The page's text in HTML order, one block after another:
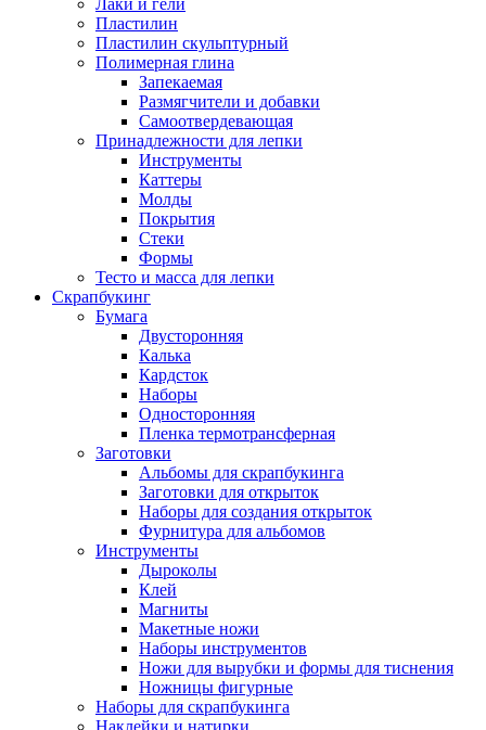
Лаки и гели
Пластилин
Пластилин скульптурный
Полимерная глина
Запекаемая
Размягчители и добавки
Самоотвердевающая
Принадлежности для лепки
Инструменты
Каттеры
Молды
Покрытия
Стеки
Формы
Тесто и масса для лепки
Скрапбукинг
Бумага
Двусторонняя
Калька
Кардсток
Наборы
Односторонняя
Пленка термотрансферная
Заготовки
Альбомы для скрапбукинга
Заготовки для открыток
Наборы для создания открыток
Фурнитура для альбомов
Инструменты
Дыроколы
Клей
Магниты
Макетные ножи
Наборы инструментов
Ножи для вырубки и формы для тиснения
Ножницы фигурные
Наборы для скрапбукинга
Наклейки и натирки